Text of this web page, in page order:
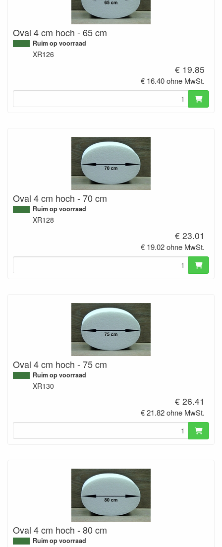
Oval 4 cm hoch - 65 cm
Ruim op voorraad
XR126
€ 19.85
€ 16.40 ohne MwSt.
Oval 4 cm hoch - 70 cm
Ruim op voorraad
XR128
€ 23.01
€ 19.02 ohne MwSt.
Oval 4 cm hoch - 75 cm
Ruim op voorraad
XR130
€ 26.41
€ 21.82 ohne MwSt.
Oval 4 cm hoch - 80 cm
Ruim op voorraad